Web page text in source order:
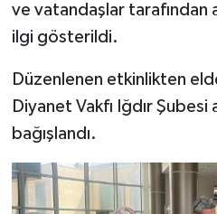
ve vatandaşlar tarafından
ilgi gösterildi.
Düzenlenen etkinlikten
Diyanet Vakfı Iğdır Şubesi
bağışlandı.
Bayburt Müftülüğü
Bingöl Müftülüğü
Bitlis Müftülüğü
Bolu Müftülüğü
Zekat
Eğitim
Aile
Sağlık
Makaleler